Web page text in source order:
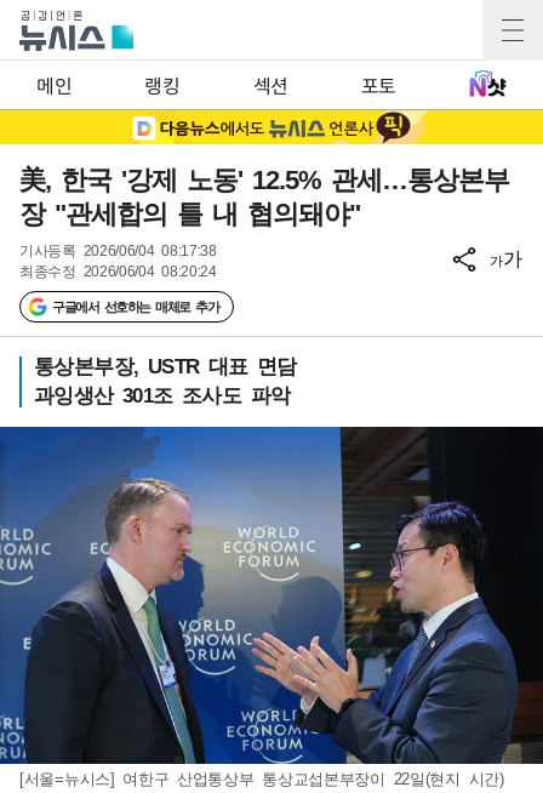
메인 랭킹 섹션 포토
美, 한국 '강제 노동' 12.5% 관세…통상본부
장 "관세합의 틀 내 협의돼야"
기사등록 2026/06/04 08:17:38
최종수정 2026/06/04 08:20:24
구글에서 선호하는 매체로 추가
가가
통상본부장, USTR 대표 면담
과잉생산 301조 조사도 파악
[서울=뉴시스] 여한구 산업통상부 통상교섭본부장이 22일(현지 시간)